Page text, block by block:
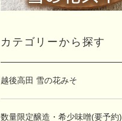
カテゴリーから探す
越後高田 雪の花みそ
数量限定醸造・希少味噌(要予約)